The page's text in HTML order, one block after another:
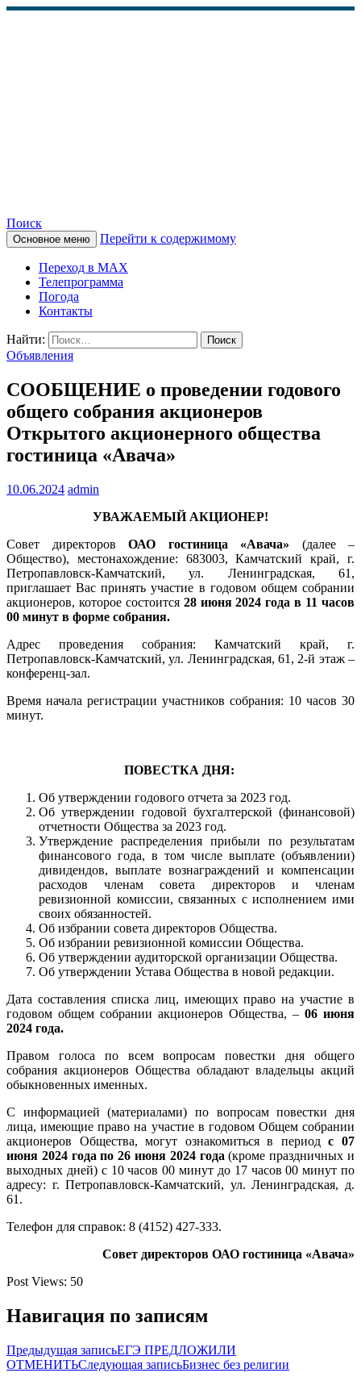
КАМЧАТСКОЕ
ИНФОРМАЦИОННОЕ
АГЕНТСТВО (КИА
«ВЕСТИ»)
Поиск
Основное меню Перейти к содержимому
Переход в MAX
Телепрограмма
Погода
Контакты
Найти:
Объявления
СООБЩЕНИЕ о проведении годового
общего собрания акционеров
Открытого акционерного общества
гостиница «Авача»
10.06.2024 admin
УВАЖАЕМЫЙ АКЦИОНЕР!
Совет директоров ОАО гостиница «Авача» (далее –
Общество), местонахождение: 683003, Камчатский край, г.
Петропавловск-Камчатский, ул. Ленинградская, 61,
приглашает Вас принять участие в годовом общем собрании
акционеров, которое состоится 28 июня 2024 года в 11 часов
00 минут в форме собрания.
Адрес проведения собрания: Камчатский край, г.
Петропавловск-Камчатский, ул. Ленинградская, 61, 2-й этаж –
конференц-зал.
Время начала регистрации участников собрания: 10 часов 30
минут.
ПОВЕСТКА ДНЯ:
Об утверждении годового отчета за 2023 год.
Об утверждении годовой бухгалтерской (финансовой)
отчетности Общества за 2023 год.
Утверждение распределения прибыли по результатам
финансового года, в том числе выплате (объявлении)
дивидендов, выплате вознаграждений и компенсации
расходов членам совета директоров и членам
ревизионной комиссии, связанных с исполнением ими
своих обязанностей.
Об избрании совета директоров Общества.
Об избрании ревизионной комиссии Общества.
Об утверждении аудиторской организации Общества.
Об утверждении Устава Общества в новой редакции.
Дата составления списка лиц, имеющих право на участие в
годовом общем собрании акционеров Общества, – 06 июня
2024 года.
Правом голоса по всем вопросам повестки дня общего
собрания акционеров Общества обладают владельцы акций
обыкновенных именных.
С информацией (материалами) по вопросам повестки дня
лица, имеющие право на участие в годовом Общем собрании
акционеров Общества, могут ознакомиться в периодс 07
июня 2024 года по 26 июня 2024 года (кроме праздничных и
выходных дней) с 10 часов 00 минут до 17 часов 00 минут по
адресу: г. Петропавловск-Камчатский, ул. Ленинградская, д.
61.
Телефон для справок: 8 (4152) 427-333.
Совет директоров ОАО гостиница «Авача»
Post Views: 50
Навигация по записям
Предыдущая записьЕГЭ ПРЕДЛОЖИЛИ
ОТМЕНИТЬСледующая записьБизнес без религии